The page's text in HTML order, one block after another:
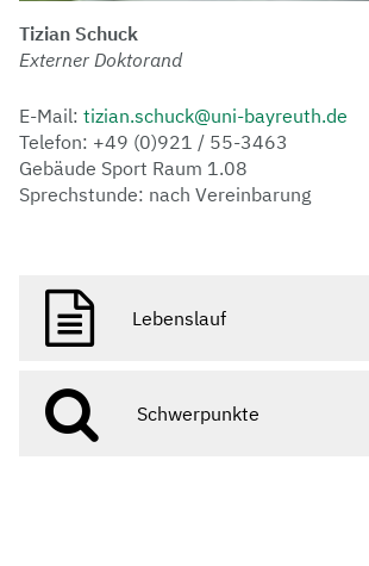
Tizian Schuck
Externer Doktorand
E-Mail: tizian.schuck@uni-bayreuth.de
Telefon: +49 (0)921 / 55-3463
Gebäude Sport Raum 1.08
Sprechstunde: nach Vereinbarung
Lebenslauf
Schwerpunkte